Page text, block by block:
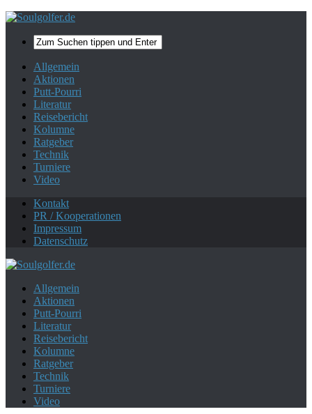
Allgemein
Aktionen
Putt-Pourri
Literatur
Reisebericht
Kolumne
Ratgeber
Technik
Turniere
Video
Kontakt
PR / Kooperationen
Impressum
Datenschutz
Allgemein
Aktionen
Putt-Pourri
Literatur
Reisebericht
Kolumne
Ratgeber
Technik
Turniere
Video
Mehr zum Datenschutz. Ok, danke!